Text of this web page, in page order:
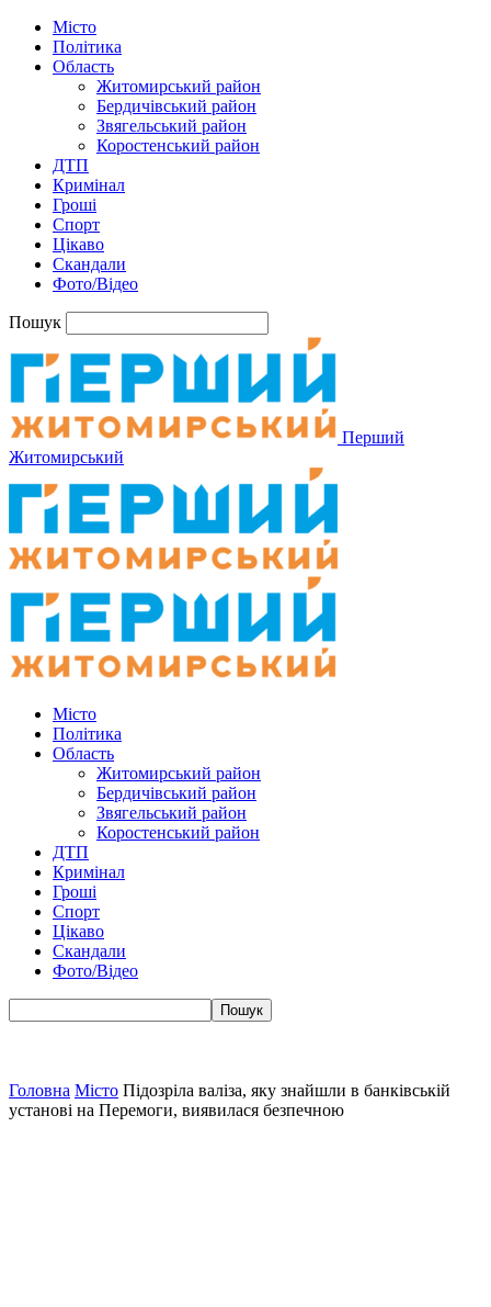
Місто
Політика
Область
Житомирський район
Бердичівський район
Звягельський район
Коростенський район
ДТП
Кримінал
Гроші
Спорт
Цікаво
Скандали
Фото/Відео
Пошук
Перший
Житомирський
Місто
Політика
Область
Житомирський район
Бердичівський район
Звягельський район
Коростенський район
ДТП
Кримінал
Гроші
Спорт
Цікаво
Скандали
Фото/Відео
Головна Місто Підозріла валіза, яку знайшли в банківській
установі на Перемоги, виявилася безпечною